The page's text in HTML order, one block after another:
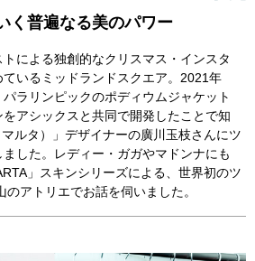
ル
クエア プレミアムマガジンにWeb版
！
ショップ最新情報を中心に様々な角度
ドを綴ってまいります。
ョールーム
ら
ール・会議室
ATM 旅行代理店
スクール
の方
の方
ビス
エスカレーター
ス内容
るご質問）
ーション
ス
简体 繁體 한국어
く普遍なる美のパワー
による独創的なクリスマス・インスタ
いるミッドランドスクエア。2021年
ラリンピックのポディウムジャケット
アシックスと共同で開発したことで知
ルタ）」デザイナーの廣川玉枝さんにツ
した。レディー・ガガやマドンナにも
」スキンシリーズによる、世界初のツ
のアトリエでお話を伺いました。